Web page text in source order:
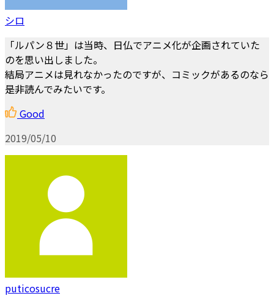
シロ
「ルパン８世」は当時、日仏でアニメ化が企画されていた
のを思い出しました。
結局アニメは見れなかったのですが、コミックがあるのなら
是非読んでみたいです。
Good
2019/05/10
puticosucre